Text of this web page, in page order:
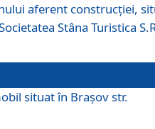
aferent construcției,
Stâna Turistica
situat în Brașov str.